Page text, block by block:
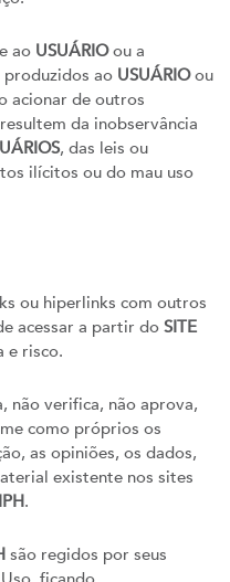
ao USUÁRIOou a
ao USUÁRIOou
acionar de outros
da inobservância
, das leis ou
ilícitos ou do mau uso
ou hiperlinks com outros
acessar a partir do SITE
e risco.
não verifica, não aprova,
como próprios os
as opiniões, os dados,
existente nos sites
IPH.
são regidos por seus